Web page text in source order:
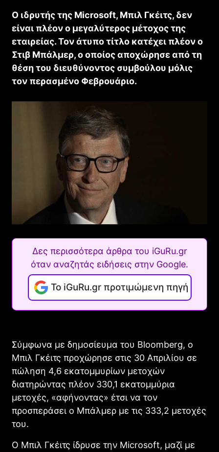
Ο ιδρυτής της Microsoft, Μπιλ Γκέιτς, δεν
είναι πλέον ο μεγαλύτερος μέτοχος της
εταιρείας. Τον άτυπο τίτλο κατέχει πλέον ο
Στιβ Μπάλμερ, ο οποίος αποχώρησε από τη
θέση του διευθύνοντος συμβούλου μόλις
τον περασμένο Φεβρουάριο.
Δες περισσότερα άρθρα του iGuRu.gr
όταν αναζητάς ειδήσεις στην Google.
Το iGuRu.gr προτιμώμενη πηγή
Σύμφωνα με δημοσίευμα του Bloomberg, ο
Μπιλ Γκέιτς προχώρησε στις 30 Απριλίου σε
πώληση 4,6 εκατομμυρίων μετοχών
διατηρώντας πλέον 330,1 εκατομμύρια
μετοχές, «αφήνοντας» έτσι να τον
προσπεράσει ο Μπάλμερ με τις 333,2 μετοχές
του.
Ο Μπιλ Γκέιτς ίδρυσε την Microsoft, μαζί με